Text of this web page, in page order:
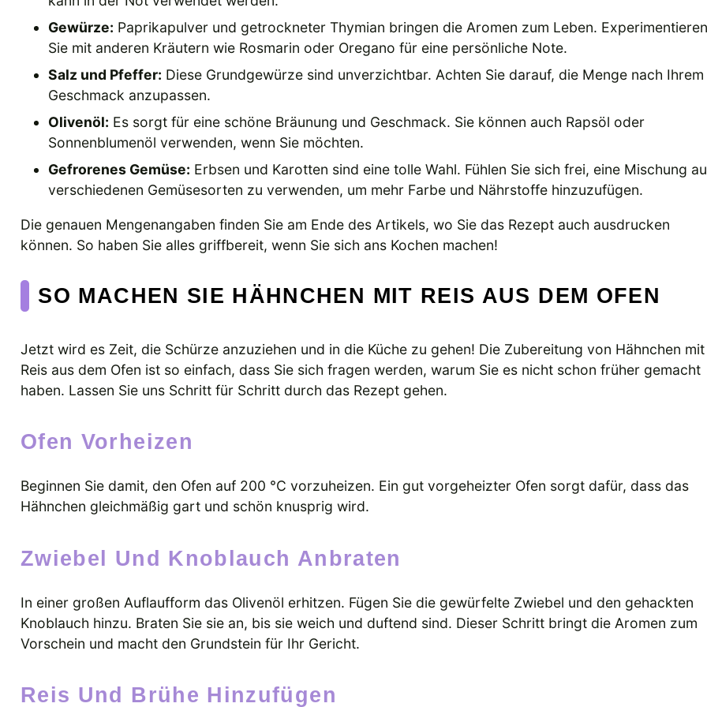
Gewürze: Paprikapulver und getrockneter Thymian bringen die Aromen zum Leben.
Sie mit anderen Kräutern wie Rosmarin oder Oregano für eine persönliche Note.
Salz und Pfeffer: Diese Grundgewürze sind unverzichtbar. Achten Sie darauf, die Menge nach Ihrem
Geschmack anzupassen.
Olivenöl: Es sorgt für eine schöne Bräunung und Geschmack. Sie können auch Rapsöl oder
Sonnenblumenöl verwenden, wenn Sie möchten.
Gefrorenes Gemüse: Erbsen und Karotten sind eine tolle Wahl. Fühlen Sie sich frei, eine Mischung
verschiedenen Gemüsesorten zu verwenden, um mehr Farbe und Nährstoffe hinzuzufügen.
Die genauen Mengenangaben finden Sie am Ende des Artikels, wo Sie das Rezept auch ausdrucken
können. So haben Sie alles griffbereit, wenn Sie sich ans Kochen machen!
SO MACHEN SIE HÄHNCHEN MIT REIS AUS DEM OFEN
Jetzt wird es Zeit, die Schürze anzuziehen und in die Küche zu gehen! Die Zubereitung von Hähnchen mit
Reis aus dem Ofen ist so einfach, dass Sie sich fragen werden, warum Sie es nicht schon früher gemacht
haben. Lassen Sie uns Schritt für Schritt durch das Rezept gehen.
Ofen Vorheizen
Beginnen Sie damit, den Ofen auf 200 °C vorzuheizen. Ein gut vorgeheizter Ofen sorgt dafür, dass das
Hähnchen gleichmäßig gart und schön knusprig wird.
Zwiebel Und Knoblauch Anbraten
In einer großen Auflaufform das Olivenöl erhitzen. Fügen Sie die gewürfelte Zwiebel und den gehackten
Knoblauch hinzu. Braten Sie sie an, bis sie weich und duftend sind. Dieser Schritt bringt die Aromen zum
Vorschein und macht den Grundstein für Ihr Gericht.
Reis Und Brühe Hinzufügen